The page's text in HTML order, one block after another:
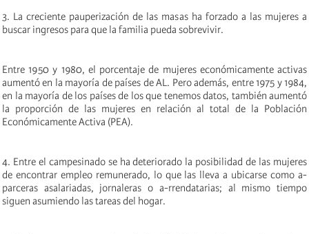
3. La creciente pauperización de las masas ha forzado a las mujeres a
buscar ingresos para que la familia pueda sobrevivir.
Entre 1950 y 1980, el porcentaje de mujeres económicamente activas
aumentó en la mayoría de países de AL. Pero además, entre 1975 y 1984,
en la mayoría de los países de los que tenemos datos, también aumentó
la proporción de las mujeres en relación al total de la Población
Económicamente Activa (PEA).
4. Entre el campesinado se ha deteriorado la posibilidad de las mujeres
de encontrar empleo remunerado, lo que las lleva a ubicarse como a-
parceras asalariadas, jornaleras o a-rrendatarias; al mismo tiempo
siguen asumiendo las tareas del hogar.